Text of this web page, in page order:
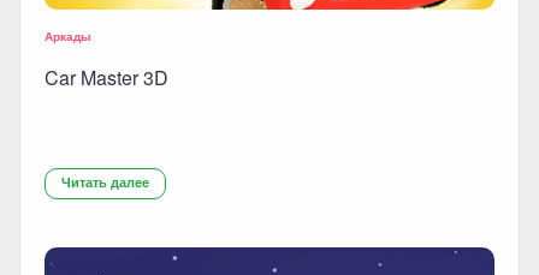
Аркады
Car Master 3D
Читать далее